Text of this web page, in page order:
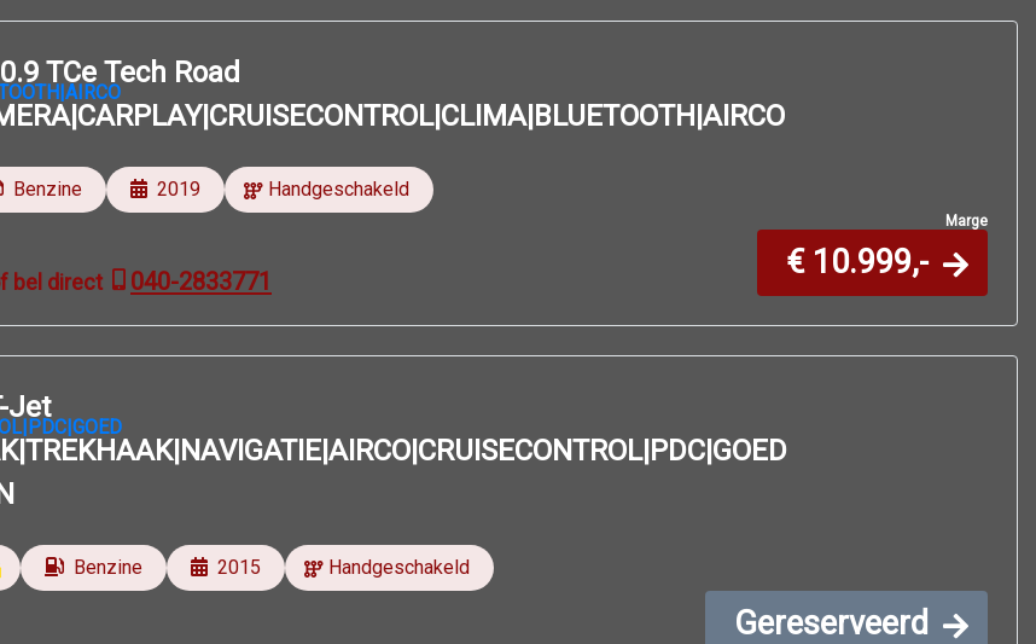
TCe Tech Road
Benzine 2019 Handgeschakeld
bel direct 040-2833771
Marge
€ 10.999,-
Jet
Benzine 2015 Handgeschakeld
Gereserveerd